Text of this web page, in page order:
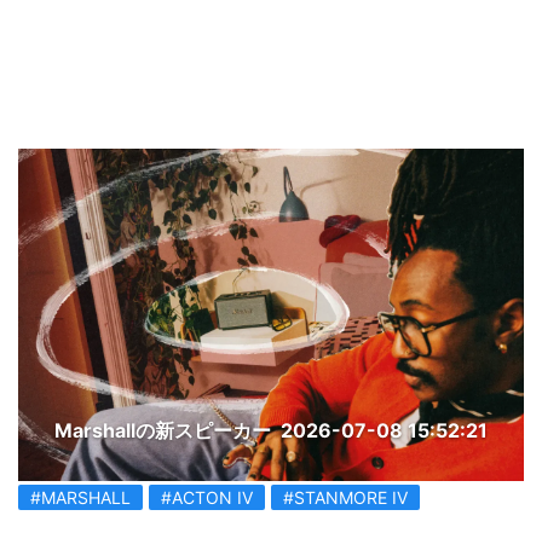
Marshallの新スピーカー 2026-07-08 15:52:21
#MARSHALL #ACTON IV #STANMORE IV